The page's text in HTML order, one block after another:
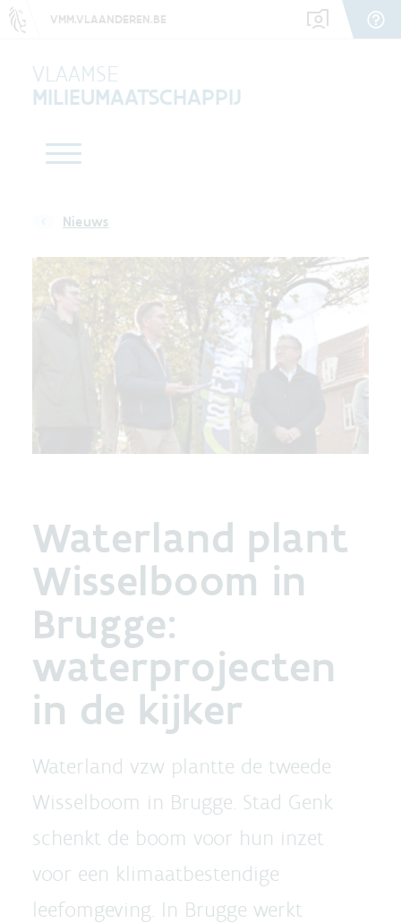
VMM.VLAANDEREN.BE
VLAAMSE
MILIEUMAATSCHAPPIJ
Nieuws
Waterland plant
Wisselboom in
Brugge:
waterprojecten
in de kijker
Waterland vzw plantte de tweede
Wisselboom in Brugge. Stad Genk
schenkt de boom voor hun inzet
voor een klimaatbestendige
leefomgeving. In Brugge werkt